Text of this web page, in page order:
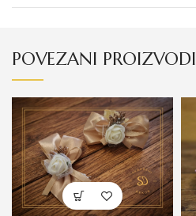
POVEZANI PROIZVODI